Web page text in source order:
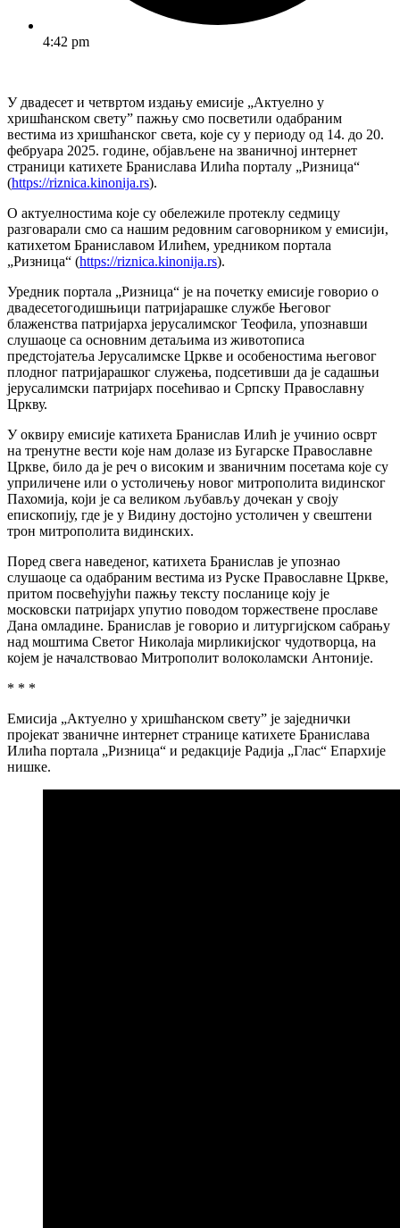
4:42 pm
У двадесет и четвртом издању емисије „Актуелно у
хришћанском светуˮ пажњу смо посветили одабраним
вестима из хришћанског света, које су у периоду од 14. до 20.
фебруара 2025. године, објављене на званичној интернет
страници катихете Бранислава Илића порталу „Ризница“
(https://riznica.kinonija.rs).
О актуелностима које су обележиле протеклу седмицу
разговарали смо са нашим редовним саговорником у емисији,
катихетом Браниславом Илићем, уредником портала
„Ризница“ (https://riznica.kinonija.rs).
Уредник портала „Ризница“ је на почетку емисије говорио о
двадесетогодишњици патријарашке службе Његовог
блаженства патријарха јерусалимског Теофила, упознавши
слушаоце са основним детаљима из животописа
предстојатеља Јерусалимске Цркве и особеностима његовог
плодног патријарашког служења, подсетивши да је садашњи
јерусалимски патријарх посећивао и Српску Православну
Цркву.
У оквиру емисије катихета Бранислав Илић је учинио осврт
на тренутне вести које нам долазе из Бугарске Православне
Цркве, било да је реч о високим и званичним посетама које су
уприличене или о устоличењу новог митрополита видинског
Пахомија, који је са великом љубављу дочекан у своју
епископију, где је у Видину достојно устоличен у свештени
трон митрополита видинских.
Поред свега наведеног, катихета Бранислав је упознао
слушаоце са одабраним вестима из Руске Православне Цркве,
притом посвећујући пажњу тексту посланице коју је
московски патријарх упутио поводом торжествене прославе
Дана омладине. Бранислав је говорио и литургијском сабрању
над моштима Светог Николаја мирликијског чудотворца, на
којем је началствовао Митрополит волоколамски Антоније.
* * *
Емисија „Актуелно у хришћанском светуˮ је заједнички
пројекат званичне интернет странице катихете Бранислава
Илића портала „Ризница“ и редакције Радија „Глас“ Епархије
нишке.